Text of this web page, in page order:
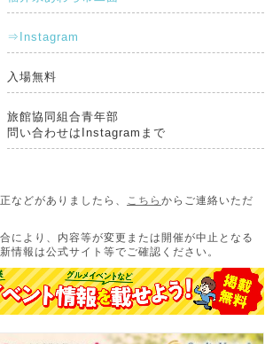
⇒Instagram
入場無料
旅館協同組合青年部
問い合わせはInstagramまで
などがありましたら、 こちら からご連絡いただ
により、内容等が変更または開催が中止となる
情報は公式サイト等でご確認ください。